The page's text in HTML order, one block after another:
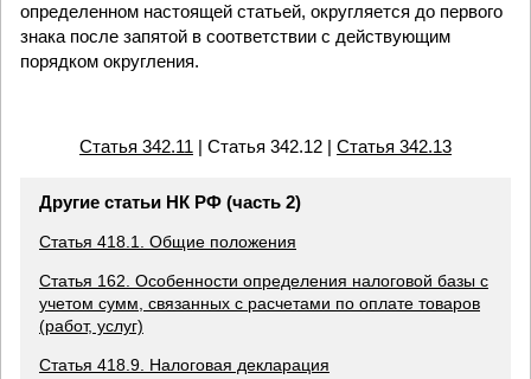
определенном настоящей статьей, округляется до первого
знака после запятой в соответствии с действующим
порядком округления.
Статья 342.11 | Статья 342.12 | Статья 342.13
Другие статьи НК РФ (часть 2)
Статья 418.1. Общие положения
Статья 162. Особенности определения налоговой базы с
учетом сумм, связанных с расчетами по оплате товаров
(работ, услуг)
Статья 418.9. Налоговая декларация